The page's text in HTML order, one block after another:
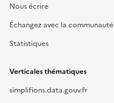
Nous écrire
Échangez avec la communauté
Statistiques
Verticales thématiques
simplifions.data.gouv.fr